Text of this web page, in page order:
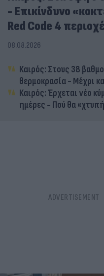
- Επικίνδυνο
Red Code 4
08.08.2026
Καιρός: Στους 38
θερμοκρασία - Μέχρι
Καιρός: Έρχεται νέο
ημέρες - Πού θα